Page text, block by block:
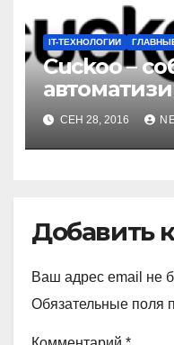
IT-ТЕХНОЛОГИИ
Cuckoo –
СЕН 28, 2016
Добавить
Ваш адрес email не
Обязательные поля